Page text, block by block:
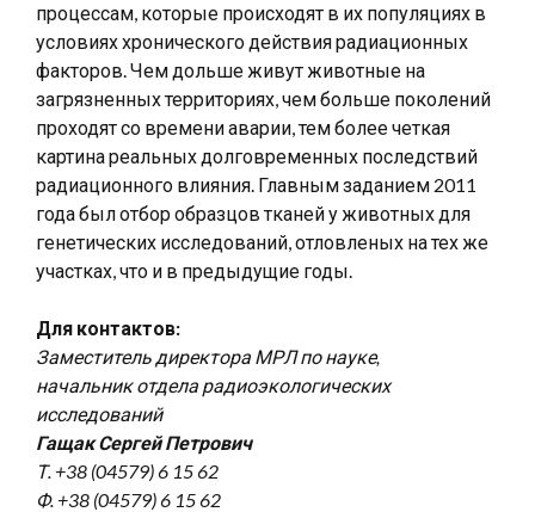
процессам, которые происходят в их популяциях в
условиях хронического действия радиационных
факторов. Чем дольше живут животные на
загрязненных территориях, чем больше поколений
проходят со времени аварии, тем более четкая
картина реальных долговременных последствий
радиационного влияния. Главным заданием 2011
года был отбор образцов тканей у животных для
генетических исследований, отловленых на тех же
участках, что и в предыдущие годы.
Для контактов:
Заместитель директора МРЛ по науке,
начальник отдела радиоэкологических
исследований
Гащак Сергей Петрович
Т. +38 (04579) 6 15 62
Ф. +38 (04579) 6 15 62